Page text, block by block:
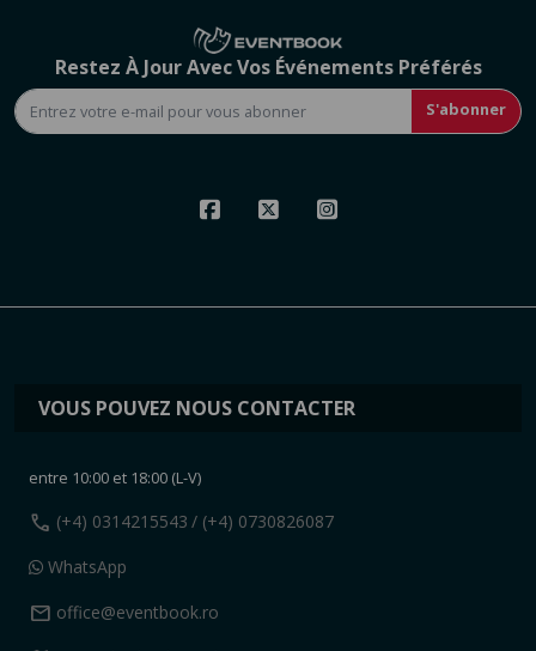
Restez À Jour Avec Vos Événements Préférés
S'abonner
VOUS POUVEZ NOUS CONTACTER
entre 10:00 et 18:00 (L-V)
call (+4) 0314215543 / (+4) 0730826087
WhatsApp
mail office@eventbook.ro